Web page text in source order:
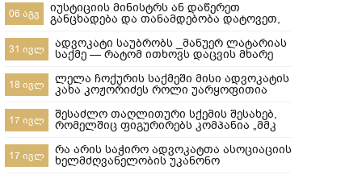
06 აგვ იუსტიციის მინისტრს ან დაწერეთ
განცხადება და თანამდებობა დატოვეთ,
ან მიხედეთ საჯარო რეესტრის
თანამშრომლებს
31 ივლ ადვოკატი საუბრობს _მანუერ ლატარიას
საქმე — რატომ ითხოვს დაცვის მხარე
უდანაშაულო ცნობილ 10-წლიანი
განაჩენის გადახედვას
18 ივლ ლელა ჩოქურის საქმეში მისი ადვოკატის
კახა კოჟორიძეს როლი უარყოფითია
ლაშა ჯანიბეგაშვილი
17 ივლ შესაძლო თაღლითური სქემის შესახებ,
რომელშიც ფიგურირებს კომპანია „მმკ
ავტოლიზინგი“
17 ივლ რა არის საჭირო ადვოკატთა ასოციაციის
ხელმძღვანელობის უკანონო
ძალმომრეობით ძალადობების